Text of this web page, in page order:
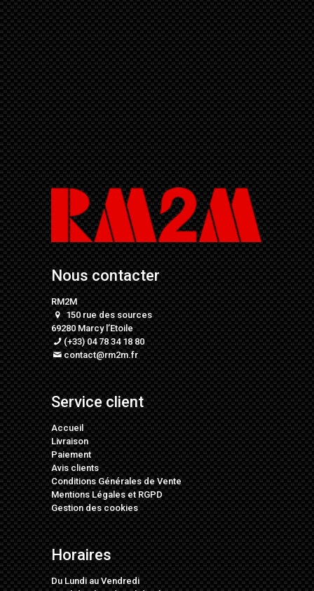
Nous contacter
RM2M
150 rue des sources
69280 Marcy l’Etoile
(+33) 04 78 34 18 80
contact@rm2m.fr
Service client
Accueil
Livraison
Paiement
Avis clients
Conditions Générales de Vente
Mentions LégalesetRGPD
Gestion des cookies
Horaires
Du Lundi au Vendredi